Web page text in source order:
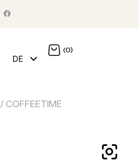
DE
(0)
/ COFFEETIME